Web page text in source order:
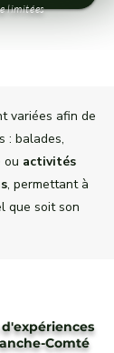
– 79 €
limitées
variées afin de
: balades,
ou activités
, permettant à
que soit son
Comté